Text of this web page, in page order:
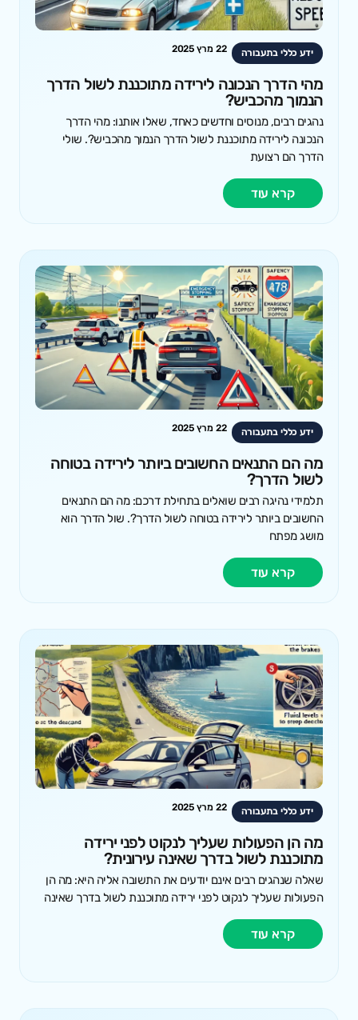
ידע כללי בתעבורה 22 מרץ 2025
מהי הדרך הנכונה לירידה מתוכננת לשול הדרך
הנמוך מהכביש?
נהגים רבים, מנוסים וחדשים כאחד, שאלו אותנו: מהי הדרך
הנכונה לירידה מתוכננת לשול הדרך הנמוך מהכביש?. שולי
הדרך הם רצועת
קרא עוד
ידע כללי בתעבורה 22 מרץ 2025
מה הם התנאים החשובים ביותר לירידה בטוחה
לשול הדרך?
תלמידי נהיגה רבים שואלים בתחילת דרכם: מה הם התנאים
החשובים ביותר לירידה בטוחה לשול הדרך?. שול הדרך הוא
מושג מפתח
קרא עוד
ידע כללי בתעבורה 22 מרץ 2025
מה הן הפעולות שעליך לנקוט לפני ירידה
מתוכננת לשול בדרך שאינה עירונית?
שאלה שנהגים רבים אינם יודעים את התשובה אליה היא: מה הן
הפעולות שעליך לנקוט לפני ירידה מתוכננת לשול בדרך שאינה
קרא עוד